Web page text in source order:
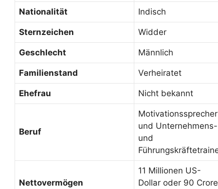
Nationalität Indisch
Sternzeichen Widder
Geschlecht Männlich
Familienstand Verheiratet
Ehefrau Nicht bekannt
Beruf
Motivationssprecher
und Unternehmens-
und
Nettovermögen
11 Millionen US-
Dollar oder 90